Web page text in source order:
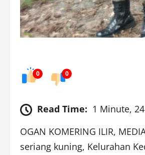
0 0
Read Time: 1 Minute,
OGAN KOMERING ILIR,
seriang kuning, Kelurahan